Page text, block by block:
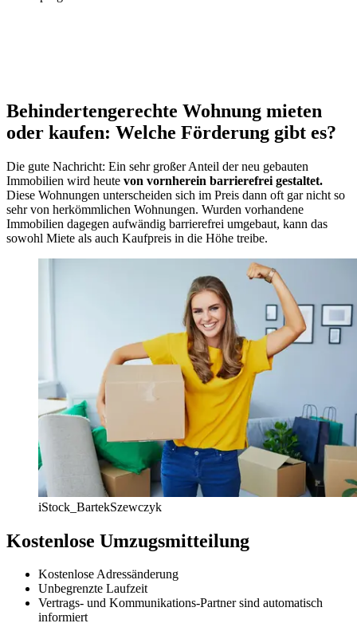
Behindertengerechte Wohnung mieten
oder kaufen: Welche Förderung gibt es?
Die gute Nachricht: Ein sehr großer Anteil der neu gebauten
Immobilien wird heute von vornherein barrierefrei gestaltet.
Diese Wohnungen unterscheiden sich im Preis dann oft gar nicht so
sehr von herkömmlichen Wohnungen. Wurden vorhandene
Immobilien dagegen aufwändig barrierefrei umgebaut, kann das
sowohl Miete als auch Kaufpreis in die Höhe treibe.
iStock_BartekSzewczyk
Kostenlose Umzugsmitteilung
Kostenlose Adressänderung
Unbegrenzte Laufzeit
Vertrags- und Kommunikations-Partner sind automatisch
informiert